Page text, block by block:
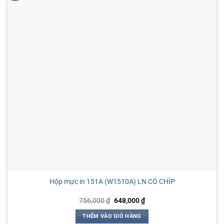
Hộp mực in 151A (W1510A) LN CÓ CHÍP
756,000₫ Giá
là:
756,000 ₫.
648,000₫Giá
hiện
THÊM VÀO GIỎ HÀNG